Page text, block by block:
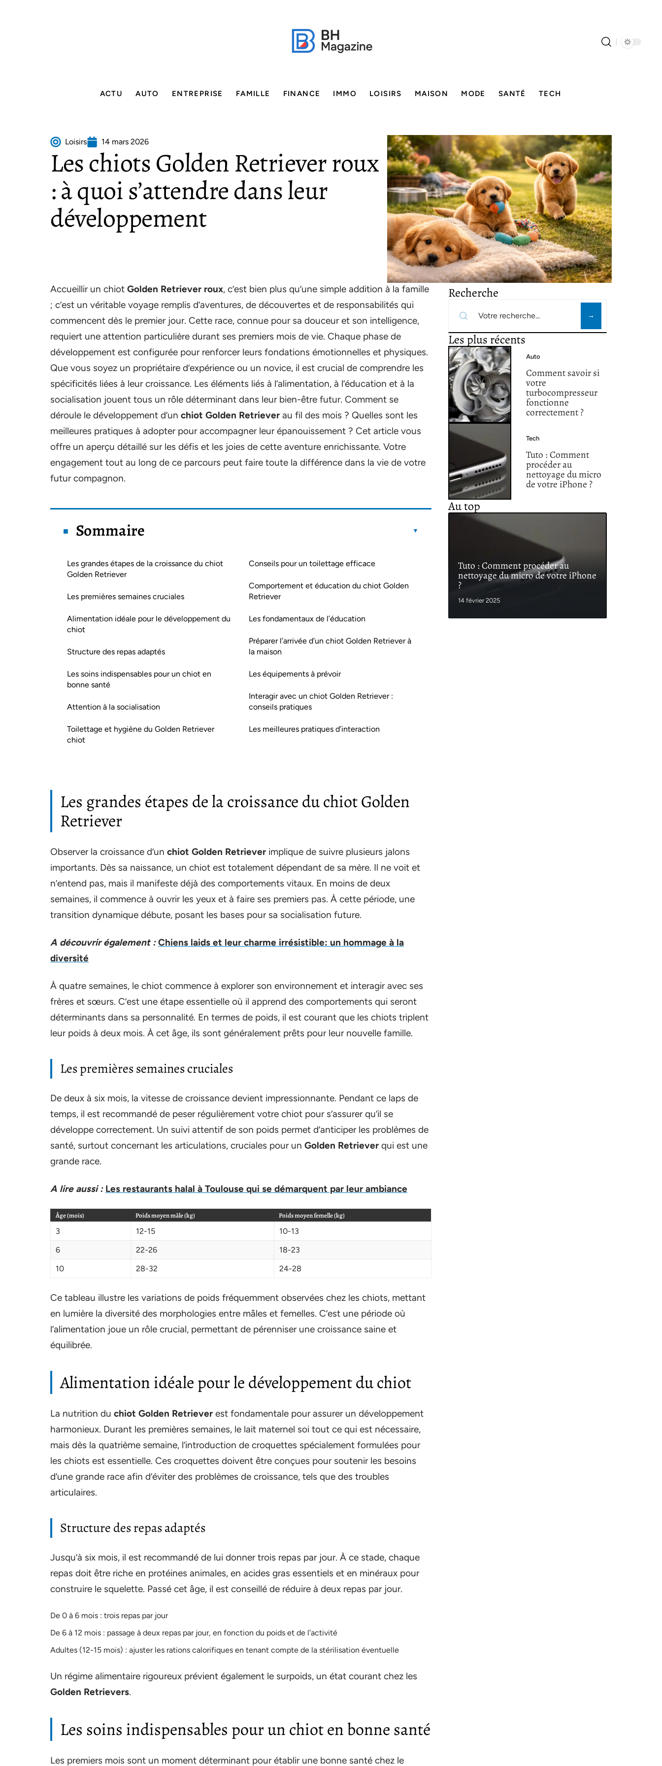
ACTU AUTO ENTREPRISE FAMILLE FINANCE IMMO LOISIRS MAISON MODE SANTÉ TECH
Loisirs 14 mars 2026
Les chiots Golden Retriever roux
: à quoi s’attendre dans leur
développement
Accueillir un chiot Golden Retriever roux, c’est bien plus qu’une simple addition à la famille
; c’est un véritable voyage remplis d’aventures, de découvertes et de responsabilités qui
commencent dès le premier jour. Cette race, connue pour sa douceur et son intelligence,
requiert une attention particulière durant ses premiers mois de vie. Chaque phase de
développement est configurée pour renforcer leurs fondations émotionnelles et physiques.
Que vous soyez un propriétaire d’expérience ou un novice, il est crucial de comprendre les
spécificités liées à leur croissance. Les éléments liés à l’alimentation, à l’éducation et à la
socialisation jouent tous un rôle déterminant dans leur bien-être futur. Comment se
déroule le développement d’un chiot Golden Retriever au fil des mois ? Quelles sont les
meilleures pratiques à adopter pour accompagner leur épanouissement ? Cet article vous
offre un aperçu détaillé sur les défis et les joies de cette aventure enrichissante. Votre
engagement tout au long de ce parcours peut faire toute la différence dans la vie de votre
futur compagnon.
Sommaire
Les grandes étapes de la croissance du chiot
Golden Retriever
Les premières semaines cruciales
Alimentation idéale pour le développement du
chiot
Structure des repas adaptés
Les soins indispensables pour un chiot en
bonne santé
Attention à la socialisation
Toilettage et hygiène du Golden Retriever
chiot
Conseils pour un toilettage efficace
Comportement et éducation du chiot Golden
Retriever
Les fondamentaux de l’éducation
Préparer l’arrivée d’un chiot Golden Retriever à
la maison
Les équipements à prévoir
Interagir avec un chiot Golden Retriever :
conseils pratiques
Les meilleures pratiques d’interaction
Les grandes étapes de la croissance du chiot Golden
Retriever
Observer la croissance d’un chiot Golden Retriever implique de suivre plusieurs jalons
importants. Dès sa naissance, un chiot est totalement dépendant de sa mère. Il ne voit et
n’entend pas, mais il manifeste déjà des comportements vitaux. En moins de deux
semaines, il commence à ouvrir les yeux et à faire ses premiers pas. À cette période, une
transition dynamique débute, posant les bases pour sa socialisation future.
A découvrir également : Chiens laids et leur charme irrésistible: un hommage à la
diversité
À quatre semaines, le chiot commence à explorer son environnement et interagir avec ses
frères et sœurs. C’est une étape essentielle où il apprend des comportements qui seront
déterminants dans sa personnalité. En termes de poids, il est courant que les chiots triplent
leur poids à deux mois. À cet âge, ils sont généralement prêts pour leur nouvelle famille.
Les premières semaines cruciales
De deux à six mois, la vitesse de croissance devient impressionnante. Pendant ce laps de
temps, il est recommandé de peser régulièrement votre chiot pour s’assurer qu’il se
développe correctement. Un suivi attentif de son poids permet d’anticiper les problèmes de
santé, surtout concernant les articulations, cruciales pour un Golden Retriever qui est une
grande race.
A lire aussi : Les restaurants halal à Toulouse qui se démarquent par leur ambiance
Âge (mois) Poids moyen mâle (kg) Poids moyen femelle (kg)
3 12-15
10-13
6
22-26
18-23
10
28-32 24-28
Ce tableau illustre les variations de poids fréquemment observées chez les chiots, mettant
en lumière la diversité des morphologies entre mâles et femelles. C’est une période où
l’alimentation joue un rôle crucial, permettant de pérenniser une croissance saine et
équilibrée.
Alimentation idéale pour le développement du chiot
La nutrition du chiot Golden Retriever est fondamentale pour assurer un développement
harmonieux. Durant les premières semaines, le lait maternel soi tout ce qui est nécessaire,
mais dès la quatrième semaine, l’introduction de croquettes spécialement formulées pour
les chiots est essentielle. Ces croquettes doivent être conçues pour soutenir les besoins
d’une grande race afin d’éviter des problèmes de croissance, tels que des troubles
articulaires.
Structure des repas adaptés
Jusqu’à six mois, il est recommandé de lui donner trois repas par jour. À ce stade, chaque
repas doit être riche en protéines animales, en acides gras essentiels et en minéraux pour
construire le squelette. Passé cet âge, il est conseillé de réduire à deux repas par jour.
De 0 à 6 mois : trois repas par jour
De 6 à 12 mois : passage à deux repas par jour, en fonction du poids et de l’activité
Adultes (12-15 mois) : ajuster les rations calorifiques en tenant compte de la stérilisation éventuelle
Un régime alimentaire rigoureux prévient également le surpoids, un état courant chez les
Golden Retrievers.
Les soins indispensables pour un chiot en bonne santé
Les premiers mois sont un moment déterminant pour établir une bonne santé chez le
Recherche
Les plus récents
Auto
Comment savoir si
votre
turbocompresseur
fonctionne
correctement ?
Tech
Tuto : Comment
procéder au
nettoyage du micro
de votre iPhone ?
Au top
Tuto : Comment procéder au
nettoyage du micro de votre iPhone
?
14 février 2025